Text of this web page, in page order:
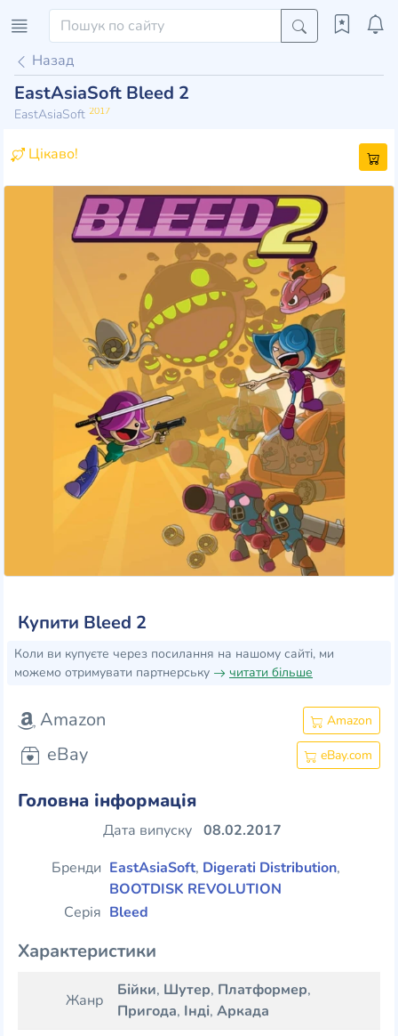
Назад
EastAsiaSoft Bleed 2
EastAsiaSoft 2017
Цікаво!
Купити Bleed 2
Коли ви купуєте через посилання на нашому сайті, ми
можемо отримувати партнерську
читати більше
Amazon Amazon
eBay eBay.com
Головна інформація
Дата випуску 08.02.2017
Бренди EastAsiaSoft, Digerati Distribution,
BOOTDISK REVOLUTION
Серія Bleed
Характеристики
Жанр
Бійки, Шутер, Платформер,
Пригода, Інді, Аркада